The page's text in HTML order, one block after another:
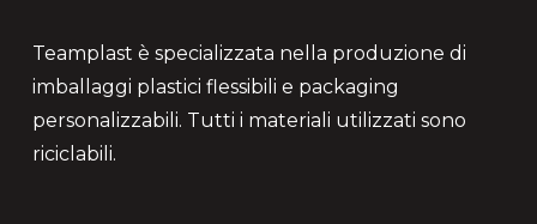
Teamplast è specializzata nella produzione di
imballaggi plastici flessibili e packaging
personalizzabili. Tutti i materiali utilizzati sono
riciclabili.